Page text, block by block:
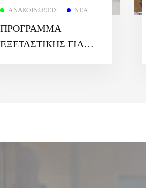
ΑΝΑΚΟΙΝΏΣΕΙΣ ΝΈΑ
ΠΡΟΓΡΑΜΜΑ
EΞΕΤΑΣΤΙΚΗΣ ΓΙΑ